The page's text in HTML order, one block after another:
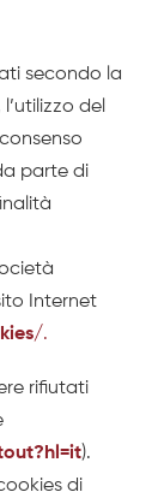
secondo la
del
parte di
Internet
.
rifiutati
).
di